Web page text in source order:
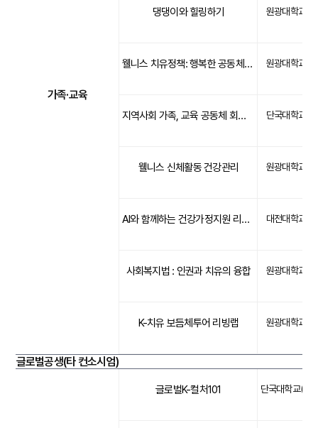
가족·교육
댕댕이와 힐링하기 원광대학교
웰니스 치유정책: 행복한 공동체 만들기 원광대학교
지역사회 가족, 교육 공동체 회복을 위한 리빙랩 단국대학교
웰니스 신체활동 건강관리 원광대학교
AI와 함께하는 건강가정지원 리빙랩 대전대학교
사회복지법 : 인권과 치유의 융합 원광대학교
K-치유 보듬체투어 리빙랩 원광대학교
글로벌공생(타 컨소시엄)
글로벌K-컬처101